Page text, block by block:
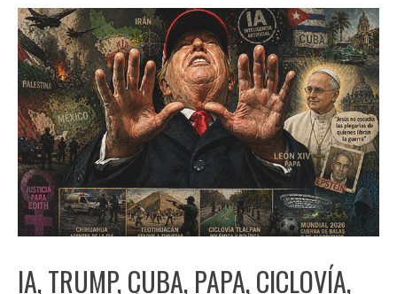
IA, TRUMP, CUBA, PAPA, CICLOVÍA,